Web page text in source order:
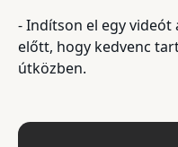
- Indítson el egy videót
előtt, hogy kedvenc
útközben.